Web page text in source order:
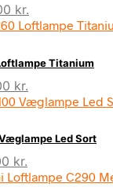
kr..
kr.
aktuelle
1.744,00 kr..
Titanium
kr..
kr.
aktuelle
1.299,00 kr..
Led Sort
kr.
aktuelle